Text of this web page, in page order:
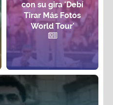
con su gira 'Debí
Tirar Más Fotos
World Tour'